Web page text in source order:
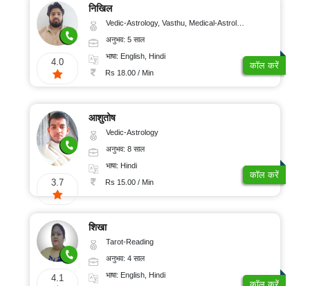
4.0
निखिल
Vedic-Astrology, Vasthu, Medical-Astrology
अनुभव: 5 साल
भाषा: English, Hindi
Rs 18.00 / Min
कॉल करें
3.7
आशुतोष
Vedic-Astrology
अनुभव: 8 साल
भाषा: Hindi
Rs 15.00 / Min
कॉल करें
4.1
शिखा
Tarot-Reading
अनुभव: 4 साल
भाषा: English, Hindi